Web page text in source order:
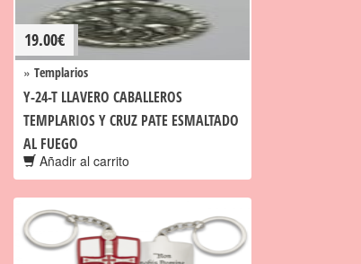
19.00€
» Templarios
Y-24-T LLAVERO CABALLEROS
TEMPLARIOS Y CRUZ PATE ESMALTADO
AL FUEGO
Añadir al carrito